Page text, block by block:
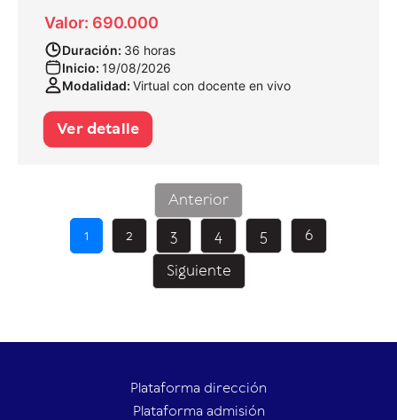
Valor: 690.000
Duración: 36 horas
Inicio: 19/08/2026
Modalidad: Virtual con docente en vivo
Ver detalle
Anterior
1
2 3 4 5
6
Siguiente
Plataforma dirección
Plataforma admisión